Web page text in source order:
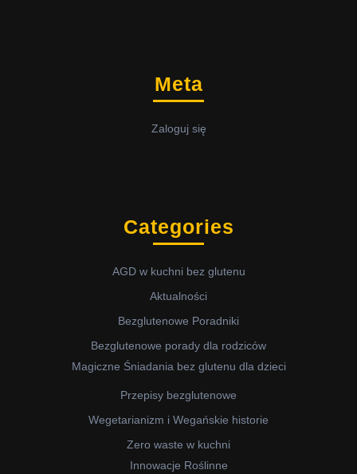
Meta
Zaloguj się
Categories
AGD w kuchni bez glutenu
Aktualności
Bezglutenowe Poradniki
Bezglutenowe porady dla rodziców
Magiczne Śniadania bez glutenu dla dzieci
Przepisy bezglutenowe
Wegetarianizm i Wegańskie historie
Zero waste w kuchni
Innowacje Roślinne